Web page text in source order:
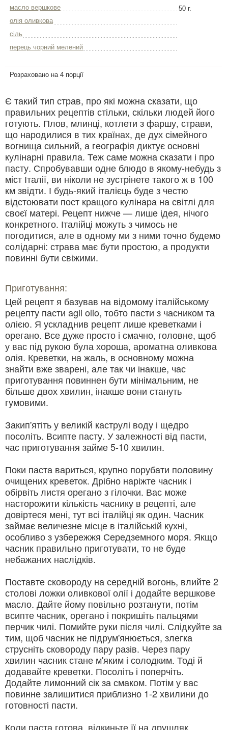
масло вершкове
50 г.
олія оливкова
сіль
перець чорний мелений
Розраховано на 4 порції
Є такий тип страв, про які можна сказати, що
правильних рецептів стільки, скільки людей його
готують. Плов, млинці, котлети з фаршу, страви,
що народилися в тих країнах, де дух сімейного
вогнища сильний, а географія диктує основні
кулінарні правила. Теж саме можна сказати і про
пасту. Спробувавши одне блюдо в якому-небудь з
міст Італії, ви ніколи не зустрінете такого ж в 100
км звідти. І будь-який італієць буде з честю
відстоювати пост кращого кулінара на світлі для
своєї матері. Рецепт нижче — лише ідея, нічого
конкретного. Італійці можуть з чимось не
погодитися, але в одному ми з ними точно будемо
солідарні: страва має бути простою, а продукти
повинні бути свіжими.
Приготування:
Цей рецепт я базував на відомому італійському
рецепту пасти agli olio, тобто пасти з часником та
олією. Я ускладнив рецепт лише креветками і
орегано. Все дуже просто і смачно, головне, щоб
у вас під рукою була хороша, ароматна оливкова
олія. Креветки, на жаль, в основному можна
знайти вже зварені, але так чи інакше, час
приготування повиннен бути мінімальним, не
більше двох хвилин, інакше вони стануть
гумовими.
Закип'ятіть у великій каструлі воду і щедро
посоліть. Всипте пасту. У залежності від пасти,
час приготування займе 5-10 хвилин.
Поки паста вариться, крупно порубати половину
очищених креветок. Дрібно наріжте часник і
обірвіть листя орегано з гілочки. Вас може
насторожити кількість часнику в рецепті, але
довіртеся мені, тут всі італійці як один. Часник
займає величезне місце в італійській кухні,
особливо з узбережжя Середземного моря. Якщо
часник правильно приготувати, то не буде
небажаних наслідків.
Поставте сковороду на середній вогонь, влийте 2
столові ложки оливкової олії і додайте вершкове
масло. Дайте йому повільно розтанути, потім
всипте часник, орегано і покришіть пальцями
перчик чилі. Помийте руки після чилі. Слідкуйте за
тим, щоб часник не підрум'янюється, злегка
струсніть сковороду пару разів. Через пару
хвилин часник стане м'яким і солодким. Тоді й
додавайте креветки. Посоліть і поперчіть.
Додайте лимонний сік за смаком. Потім у вас
повинне залишитися приблизно 1-2 хвилини до
готовності пасти.
Коли паста готова, відкиньте її на друшляк,